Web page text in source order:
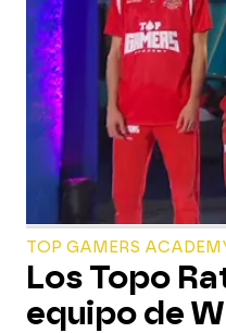
TOP GAMERS
Los Topo
equipo de